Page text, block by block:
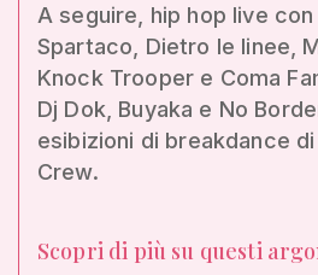
A seguire, hip hop live con
Spartaco, Dietro le linee,
Knock Trooper e Coma
Dj Dok, Buyaka e No
esibizioni di breakdance di
Crew.
Scopri di più su questi